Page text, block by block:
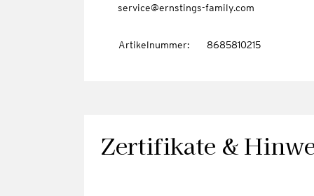
service@ernstings-family.com
Artikelnummer: 8685810215
Zertifikate &